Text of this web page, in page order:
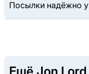
Посылки надёжно